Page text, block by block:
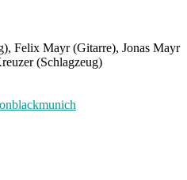
Felix Mayr (Gitarre), Jonas Mayr
(Schlagzeug)